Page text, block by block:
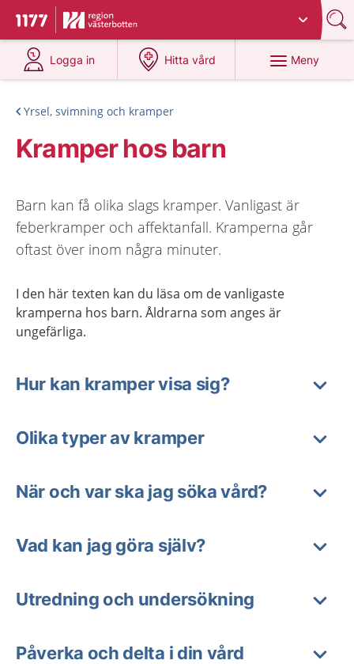
Till startsidan för 1177
Du har valt region
Logga in
på 1177.se
Hitta vård
på 1177.se
Meny
Yrsel, svimning och kramper
Kramper hos barn
Barn kan få olika slags kramper. Vanligast är
feberkramper och affektanfall. Kramperna går
oftast över inom några minuter.
I den här texten kan du läsa om de vanligaste
kramperna hos barn. Åldrarna som anges är
ungefärliga.
Hur kan kramper visa sig?
Olika typer av kramper
När och var ska jag söka vård?
Vad kan jag göra själv?
Utredning och undersökning
Påverka och delta i din vård